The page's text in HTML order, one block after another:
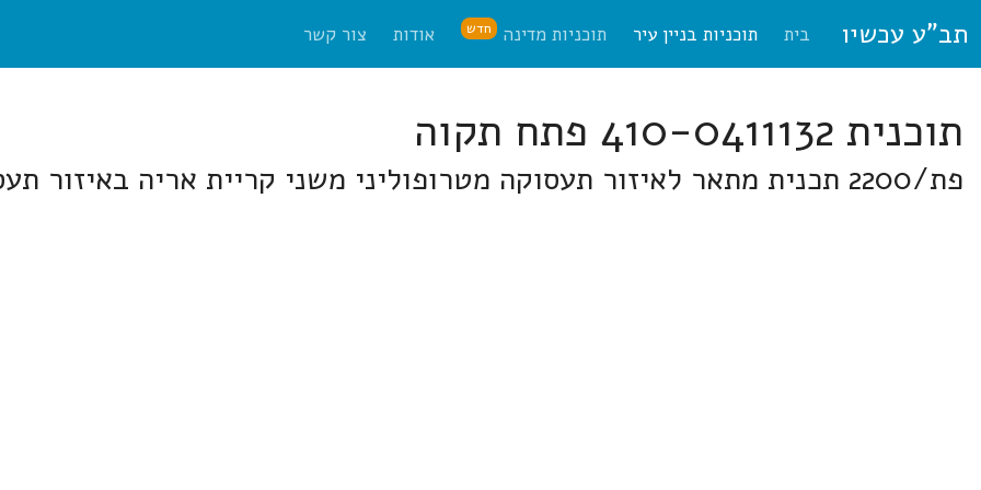
תב"ע עכשיו בית תוכניות בניין עיר תוכניות מדינה חדש אודות צור קשר
תוכנית 410-0411132 פתח תקוה
פת/2200 תכנית מתאר לאיזור תעסוקה מטרופוליני משני קריית אריה באיזור תעסוקה קריית אריה, פתח תקווה